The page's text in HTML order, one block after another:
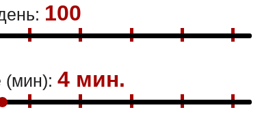
100
(мин): 4 мин.